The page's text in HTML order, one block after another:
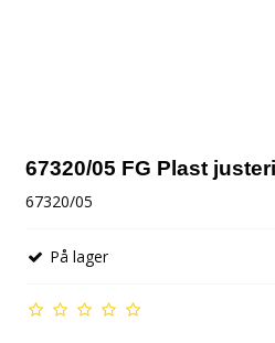
67320/05 FG Plast
67320/05
På lager